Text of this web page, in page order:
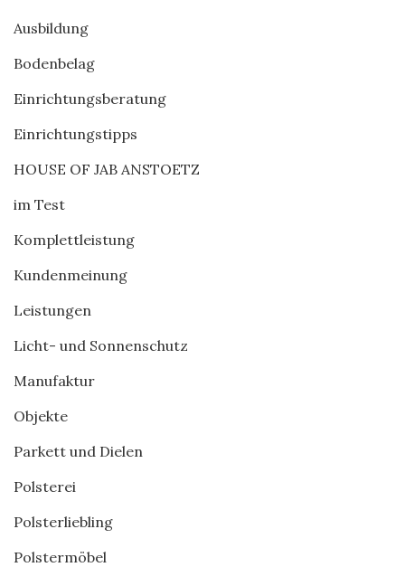
Ausbildung
Bodenbelag
Einrichtungsberatung
Einrichtungstipps
HOUSE OF JAB ANSTOETZ
im Test
Komplettleistung
Kundenmeinung
Leistungen
Licht- und Sonnenschutz
Manufaktur
Objekte
Parkett und Dielen
Polsterei
Polsterliebling
Polstermöbel